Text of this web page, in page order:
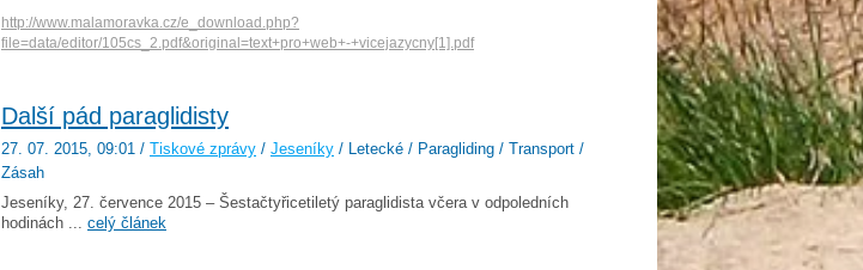
http://www.malamoravka.cz/e_download.php?
file=data/editor/105cs_2.pdf&original=text+pro+web+-+vicejazycny[1].pdf
Další pád paraglidisty
27. 07. 2015, 09:01 / Tiskové zprávy / Jeseníky / Letecké / Paragliding / Transport /
Zásah
Jeseníky, 27. července 2015 – Šestačtyřicetiletý paraglidista včera v odpoledních
hodinách ... celý článek